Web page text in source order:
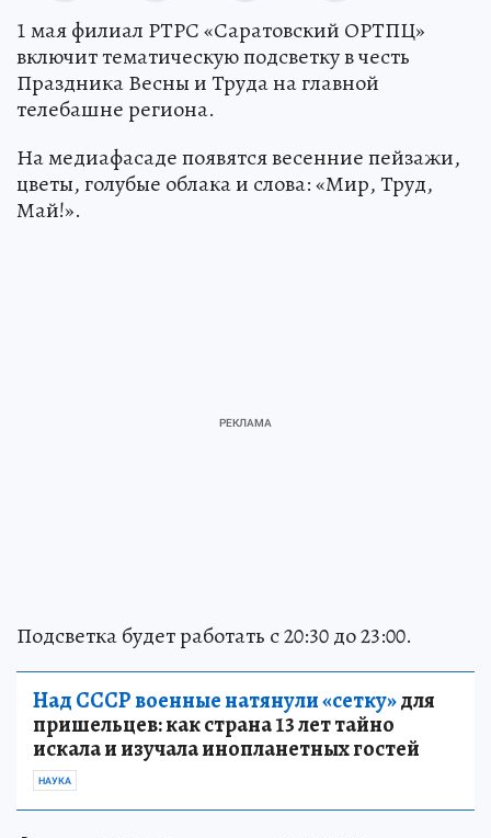
1 мая филиал РТРС «Саратовский ОРТПЦ»
включит тематическую подсветку в честь
Праздника Весны и Труда на главной
телебашне региона.
На медиафасаде появятся весенние пейзажи,
цветы, голубые облака и слова: «Мир, Труд,
Май!».
Подсветка будет работать с 20:30 до 23:00.
Над СССР военные натянули «сетку»для
пришельцев: как страна 13 лет тайно
искала и изучала инопланетных гостей
НАУКА